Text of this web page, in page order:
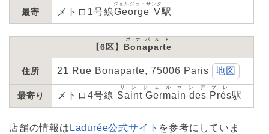
最寄 メトロ1号線George V
ジョルジュ・サンク
駅
【6区】 Bonaparte
ボナパルト
住所 21 Rue Bonaparte, 75006 Paris 地図
最寄り メトロ4号線 Saint Germain des Prés
サンジェルマンデプレ
駅
店舗の情報は Ladurée公式サイト を参考にしていま